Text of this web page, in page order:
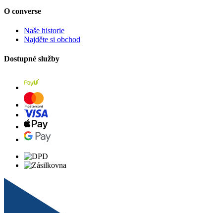
O converse
Naše historie
Najděte si obchod
Dostupné služby